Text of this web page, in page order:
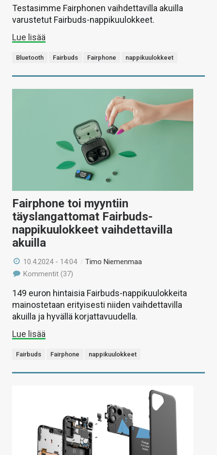
Testasimme Fairphonen vaihdettavilla akuilla
varustetut Fairbuds-nappikuulokkeet.
Lue lisää
Bluetooth Fairbuds Fairphone nappikuulokkeet
Fairphone toi myyntiin
täyslangattomat Fairbuds-
nappikuulokkeet vaihdettavilla
akuilla
10.4.2024 - 14:04 /Timo Niemenmaa
Kommentit (37)
149 euron hintaisia Fairbuds-nappikuulokkeita
mainostetaan erityisesti niiden vaihdettavilla
akuilla ja hyvällä korjattavuudella.
Lue lisää
Fairbuds Fairphone nappikuulokkeet